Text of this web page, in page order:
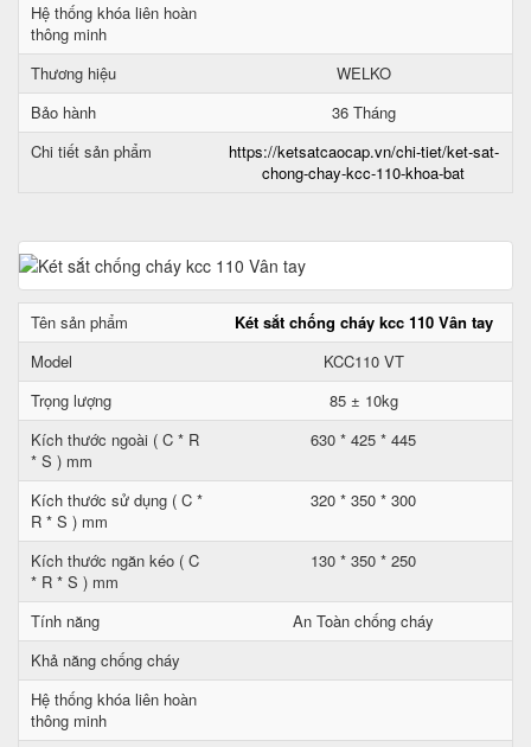
Hệ thống khóa liên hoàn
thông minh
Thương hiệu
WELKO
Bảo hành
36 Tháng
Chi tiết sản phẩm
https://ketsatcaocap.vn/chi-tiet/ket-sat-
chong-chay-kcc-110-khoa-bat
Tên sản phẩm
Két sắt chống cháy kcc 110 Vân tay
Model
KCC110 VT
Trọng lượng
85 ± 10kg
Kích thước ngoài ( C * R
* S ) mm
630 * 425 * 445
Kích thước sử dụng ( C *
R * S ) mm
320 * 350 * 300
Kích thước ngăn kéo ( C
* R * S ) mm
130 * 350 * 250
Tính năng
An Toàn chống cháy
Khả năng chống cháy
Hệ thống khóa liên hoàn
thông minh